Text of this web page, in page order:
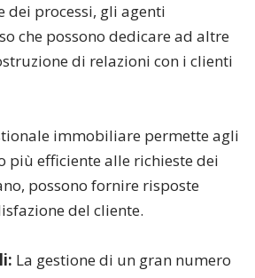
dei processi, gli agenti
che possono dedicare ad altre
di relazioni con i clienti
immobiliare permette agli
efficiente alle richieste dei
possono fornire risposte
del cliente.
La gestione di un gran numero